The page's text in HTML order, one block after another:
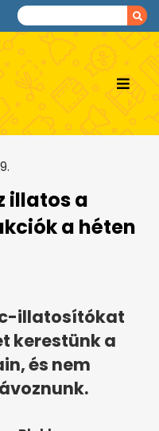
illatos a
a héten
illatosítókat
kerestünk a
és nem